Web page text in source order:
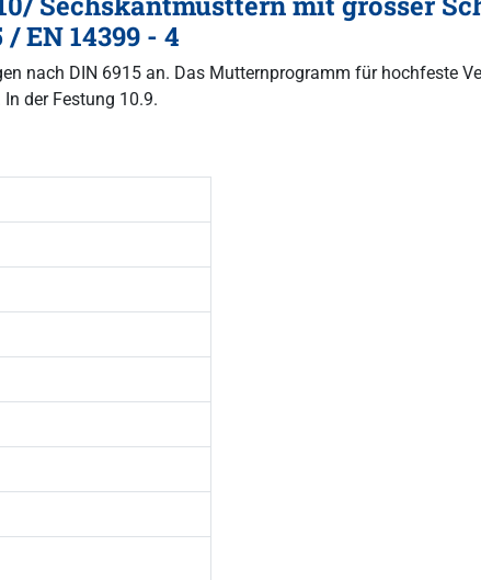
EN 14399 - 4
nach DIN 6915 an. Das Mutternprogramm für hochfeste
der Festung 10.9.